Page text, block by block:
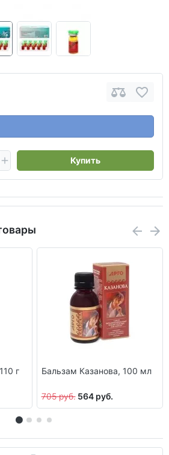
Купить
г Бальзам Казанова, 100 мл
705 руб. 564 руб.